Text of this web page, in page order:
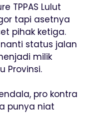
TPPAS Lulut
tapi asetnya
pihak ketiga.
status jalan
milik
Provinsi.
pro kontra
punya niat